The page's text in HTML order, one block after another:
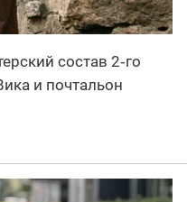
состав 2‑го
и почтальон